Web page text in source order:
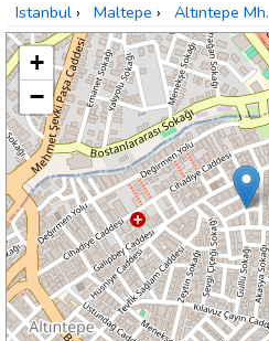
Istanbul › Maltepe › Altıntepe Mh.
+
−